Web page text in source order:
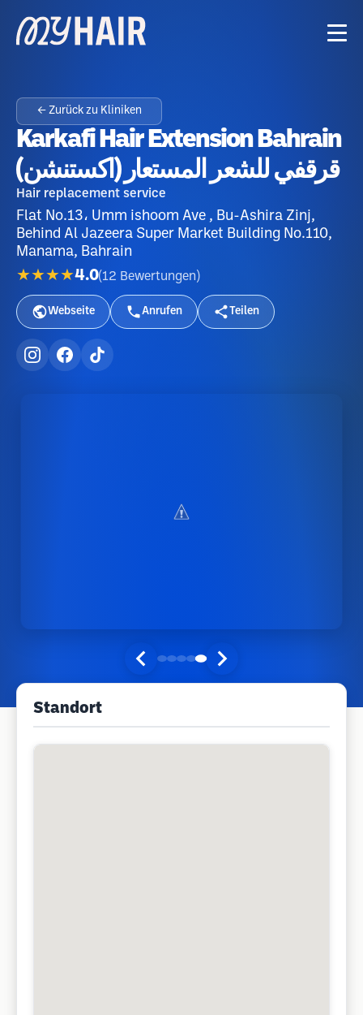
← Zurück zu Kliniken
Karkafi Hair Extension Bahrain
Hair replacement service
Flat No.13، Umm ishoom Ave , Bu-Ashira Zinj,
Behind Al Jazeera Super Market Building No.110,
Manama, Bahrain
★★★★4.0(12 Bewertungen )
Webseite Anrufen Teilen
Standort